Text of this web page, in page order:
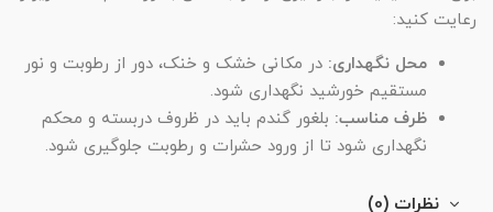
رعایت کنید:
محل نگهداری: در مکانی خشک و خنک، دور از رطوبت و نور
مستقیم خورشید نگهداری شود.
ظرف مناسب: بلغور گندم باید در ظروف دربسته و محکم
نگهداری شود تا از ورود حشرات و رطوبت جلوگیری شود.
نظرات (0)